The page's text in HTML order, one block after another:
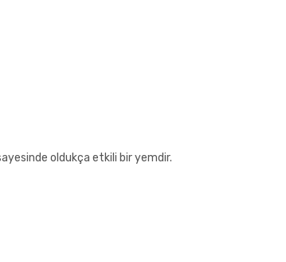
oldukça etkili bir yemdir.